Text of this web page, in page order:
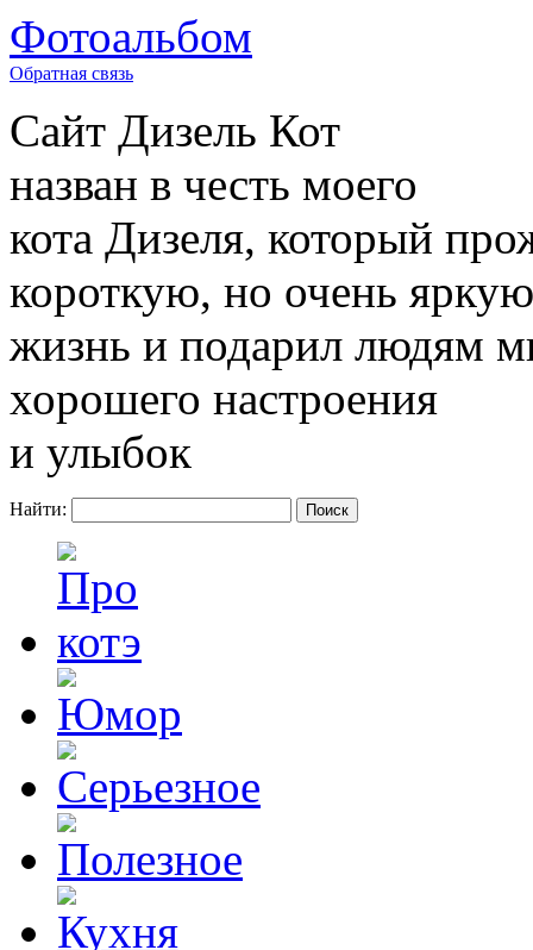
Фотоальбом
Обратная связь
Сайт Дизель Кот
назван в честь моего
кота Дизеля, который
короткую, но очень яркую
жизнь и подарил людям
хорошего настроения
и улыбок
Найти: